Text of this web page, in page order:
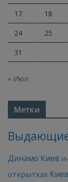
17 18
24 25
31
« Июл
Метки
Динамо Киев
открытках